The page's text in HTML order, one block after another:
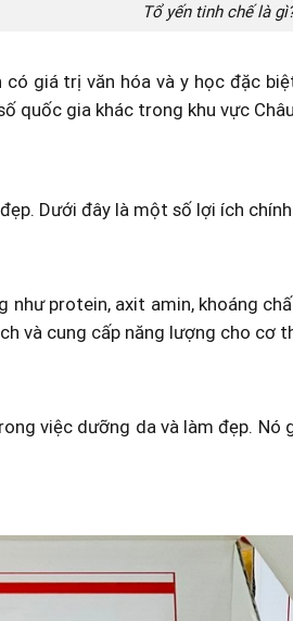
Tổ yến tinh chế là
giá trị văn hóa và y học đặc
quốc gia khác trong khu vực
Dưới đây là một số lợi ích
protein, axit amin, khoáng
và cung cấp năng lượng cho cơ
việc dưỡng da và làm đẹp. Nó